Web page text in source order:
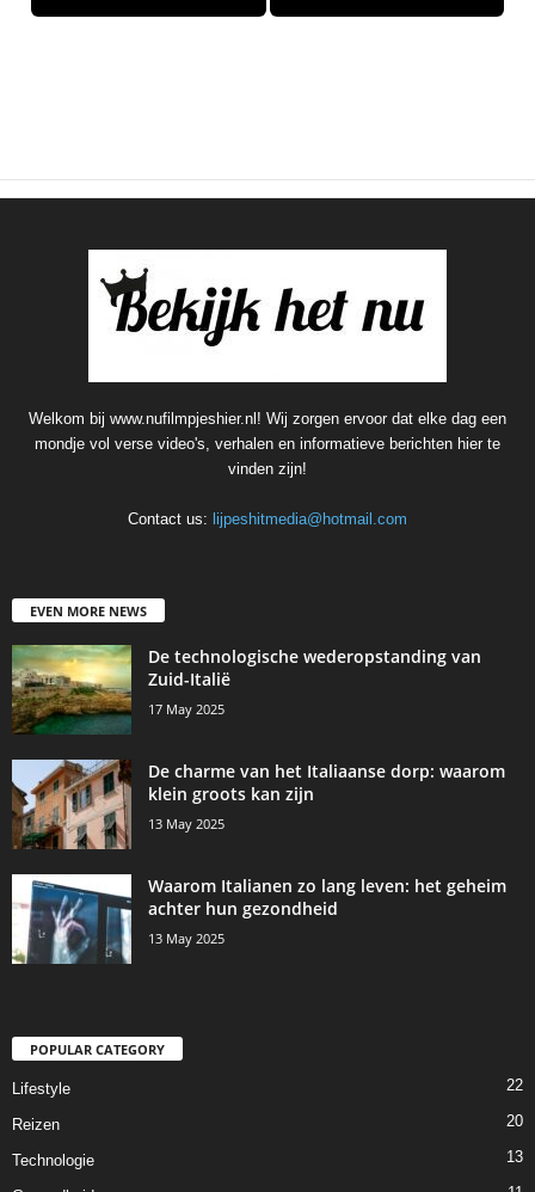
Welkom bij www.nufilmpjeshier.nl! Wij zorgen ervoor dat elke dag een
mondje vol verse video's, verhalen en informatieve berichten hier te
vinden zijn!
Contact us: lijpeshitmedia@hotmail.com
EVEN MORE NEWS
De technologische wederopstanding van
Zuid-Italië
17 May 2025
De charme van het Italiaanse dorp: waarom
klein groots kan zijn
13 May 2025
Waarom Italianen zo lang leven: het geheim
achter hun gezondheid
13 May 2025
POPULAR CATEGORY
Lifestyle 22
Reizen 20
Technologie 13